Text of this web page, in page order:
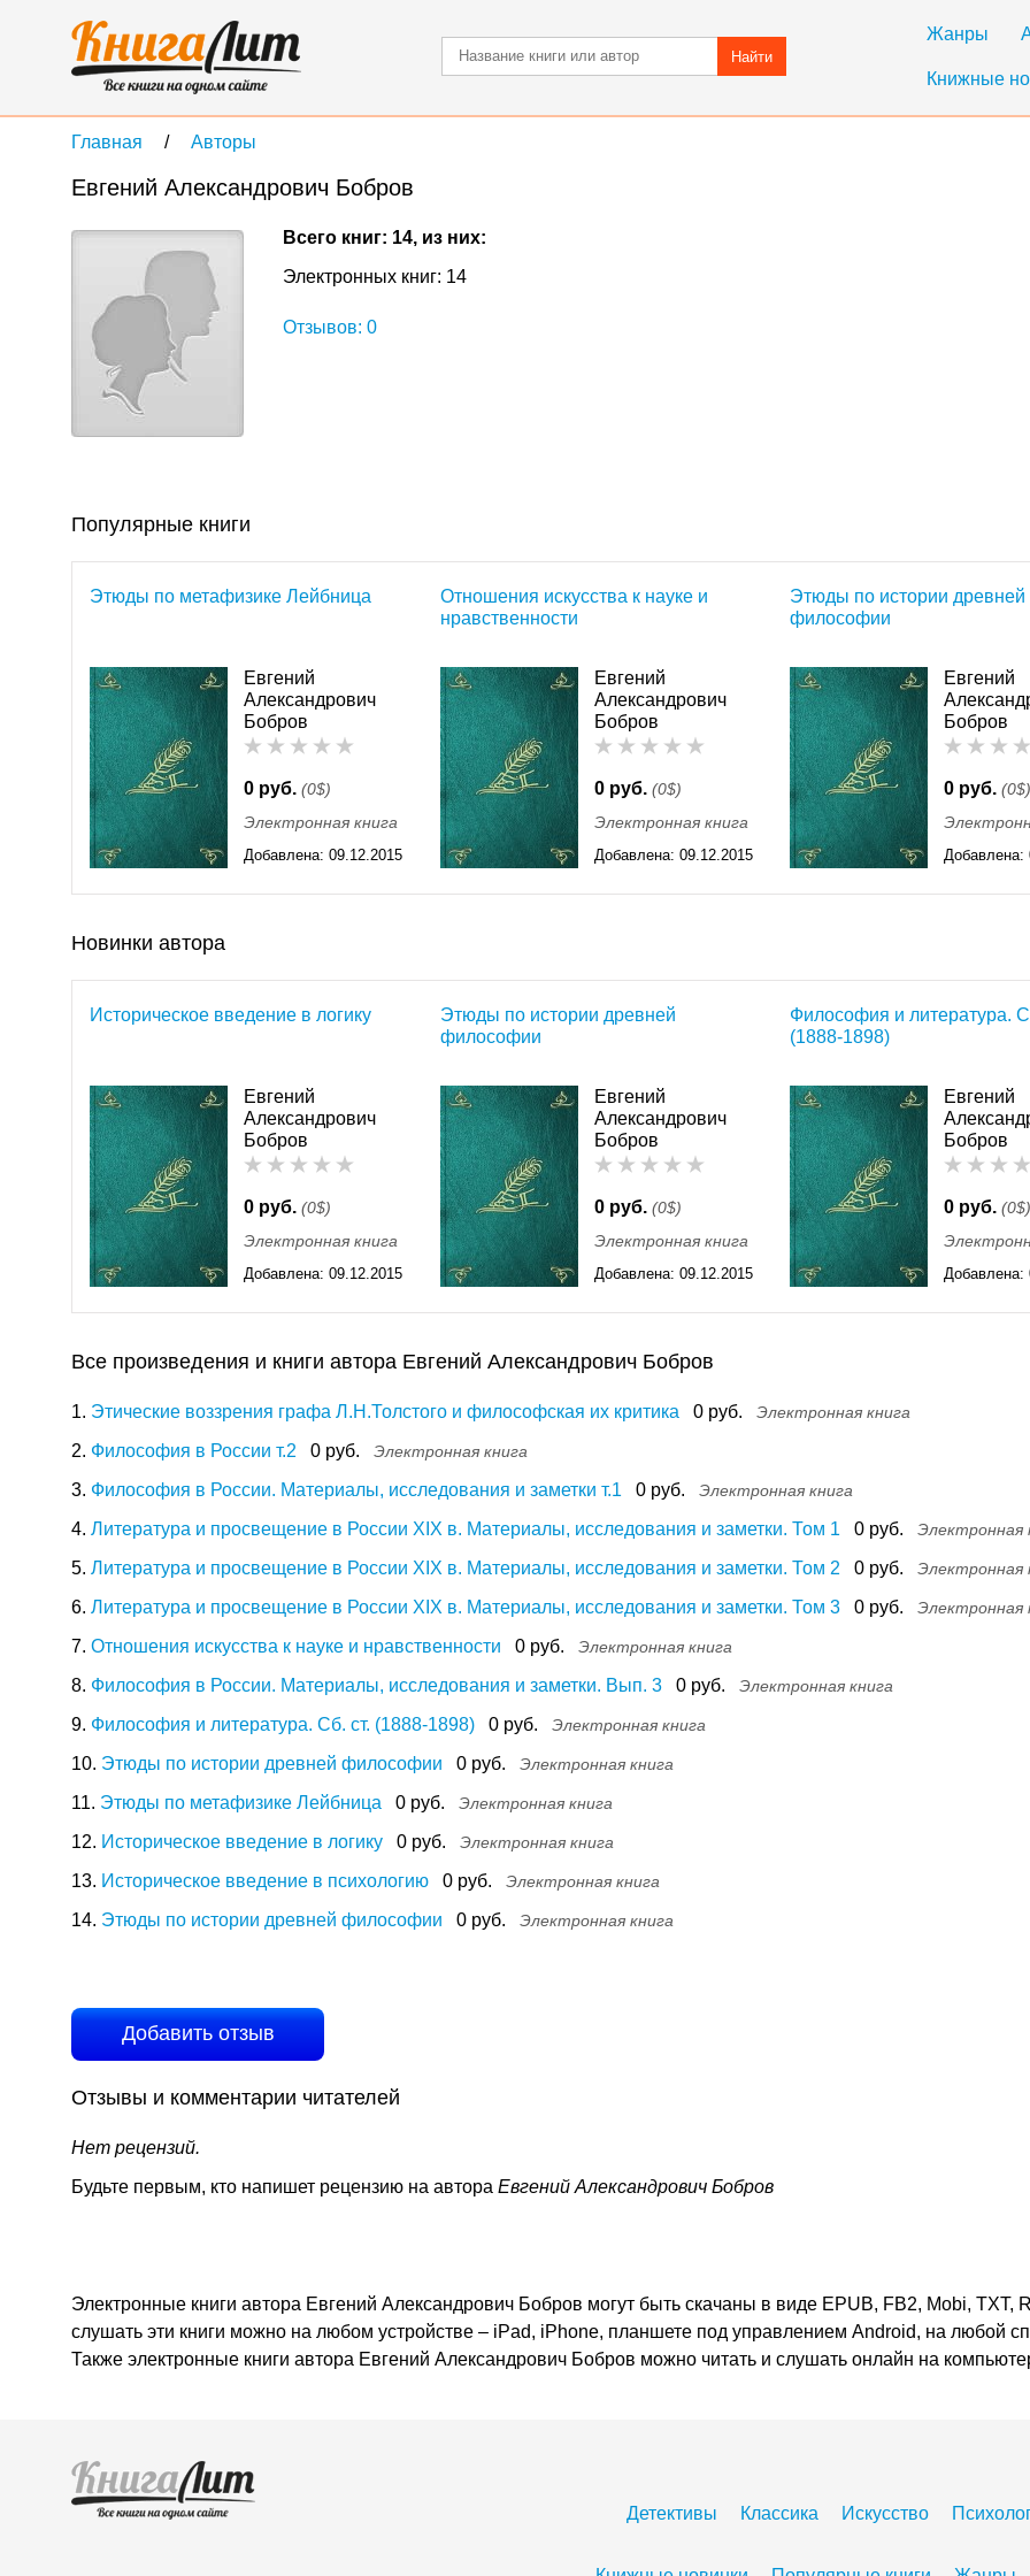
Жанры
Книжные
Найти
Главная Авторы
Евгений Александрович Бобров
Всего книг: 14, из них:
Электронных книг: 14
Отзывов: 0
Популярные книги
Этюды по метафизике Лейбница
Евгений
Александрович
Бобров
0 руб. (0$)
Электронная книга
Добавлена: 09.12.2015
Отношения искусства к науке и
нравственности
Евгений
Александрович
Бобров
0 руб. (0$)
Электронная книга
Добавлена: 09.12.2015
Этюды по истории древней
философии
Евгений
Бобров
0 руб. (0$)
Добавлена:
Новинки автора
Историческое введение в логику
Евгений
Александрович
Бобров
0 руб. (0$)
Электронная книга
Добавлена: 09.12.2015
Этюды по истории древней
философии
Евгений
Александрович
Бобров
0 руб. (0$)
Электронная книга
Добавлена: 09.12.2015
Философия и литература.
(1888-1898)
Евгений
Бобров
0 руб. (0$)
Добавлена:
Все произведения и книги автора Евгений Александрович Бобров
1. Этические воззрения графа Л.Н.Толстого и философская их критика 0 руб. Электронная книга
2. Философия в России т.2 0 руб. Электронная книга
3. Философия в России. Материалы, исследования и заметки т.1 0 руб. Электронная книга
4. Литература и просвещение в России XIX в. Материалы, исследования и заметки. Том 1 0 руб. Электронная
5. Литература и просвещение в России XIX в. Материалы, исследования и заметки. Том 2 0 руб. Электронная
6. Литература и просвещение в России XIX в. Материалы, исследования и заметки. Том 3 0 руб. Электронная
7. Отношения искусства к науке и нравственности 0 руб. Электронная книга
8. Философия в России. Материалы, исследования и заметки. Вып. 3 0 руб. Электронная книга
9. Философия и литература. Сб. ст. (1888-1898) 0 руб. Электронная книга
10. Этюды по истории древней философии 0 руб. Электронная книга
11. Этюды по метафизике Лейбница 0 руб. Электронная книга
12. Историческое введение в логику 0 руб. Электронная книга
13. Историческое введение в психологию 0 руб. Электронная книга
14. Этюды по истории древней философии 0 руб. Электронная книга
Добавить отзыв
Отзывы и комментарии читателей
Нет рецензий.
Будьте первым, кто напишет рецензию на автора Евгений Александрович Бобров
Электронные книги автора Евгений Александрович Бобров могут быть скачаны в виде EPUB, FB2, Mobi, TXT,
слушать эти книги можно на любом устройстве – iPad, iPhone, планшете под управлением Android, на любой
Также электронные книги автора Евгений Александрович Бобров можно читать и слушать онлайн на
Детективы
Классика Искусство